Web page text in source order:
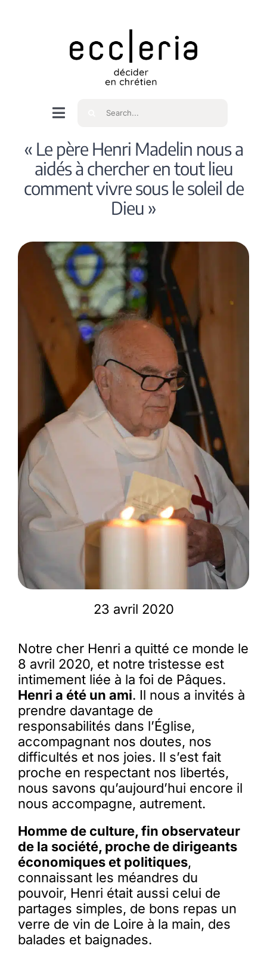
Navigation
bascule
Accueil
Qui sommes nous ?
Spiritualité
Membres
L’actu
Nous soutenir
La revue Responsables
Rechercher
« Le père Henri Madelin nous a
aidés à chercher en tout lieu
comment vivre sous le soleil de
Dieu »
23 avril 2020
Notre cher Henri a quitté ce monde le
8 avril 2020, et notre tristesse est
intimement liée à la foi de Pâques.
Henri a été un ami. Il nous a invités à
prendre davantage de
responsabilités dans l’Église,
accompagnant nos doutes, nos
difficultés et nos joies. Il s’est fait
proche en respectant nos libertés,
nous savons qu’aujourd’hui encore il
nous accompagne, autrement.
Homme de culture, fin observateur
de la société, proche de dirigeants
économiques et politiques,
connaissant les méandres du
pouvoir, Henri était aussi celui de
partages simples, de bons repas un
verre de vin de Loire à la main, des
balades et baignades.